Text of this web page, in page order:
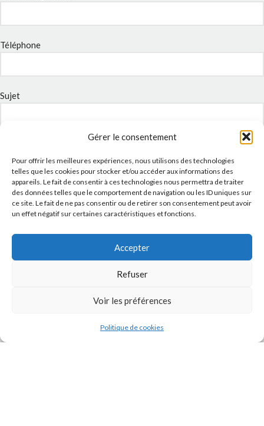
Gérer le consentement
Pour offrir les meilleures expériences, nous utilisons des technologies
telles que les cookies pour stocker et/ou accéder aux informations des
appareils. Le fait de consentir à ces technologies nous permettra de traiter
des données telles que le comportement de navigation ou les ID uniques sur
ce site. Le fait de ne pas consentir ou de retirer son consentement peut avoir
un effet négatif sur certaines caractéristiques et fonctions.
Accepter
Refuser
Voir les préférences
Politique de cookies
Téléphone
Sujet